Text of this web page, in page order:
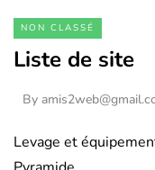
NON CLASSÉ
Liste de site
By
Levage et